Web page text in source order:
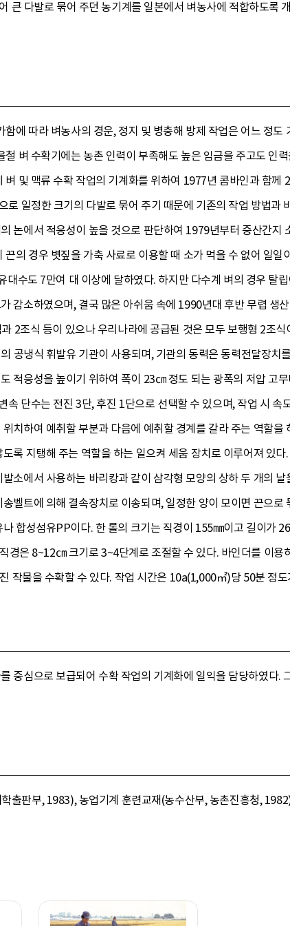
큰 다발로 묶어 주던 농기계를 일본에서 벼농사에 적합하도록
에 따라 벼농사의 경운, 정지 및 병충해 방제 작업은 어느 정
벼 수확기에는 농촌 인력이 부족해도 높은 임금을 주고도 인
및 맥류 수확 작업의 기계화를 위하여 1977년 콤바인과 함
로 일정한 크기의 다발로 묶어 주기 때문에 기존의 작업 방법과
논에서 적응성이 높을 것으로 판단하여 1979년부터 중산간지
의 경우 볏짚을 가축 사료로 이용할 때 소가 먹을 수 없어 일
대수도 7만여 대 이상에 달하였다. 하지만 다수계 벼의 경우 탈
감소하였으며, 결국 많은 아쉬움 속에 1990년대 후반 무렵 생
2조식 등이 있으나 우리나라에 공급된 것은 모두 보행형 2조
공냉식 휘발유 기관이 사용되며, 기관의 동력은 동력전달장치
적응성을 높이기 위하여 폭이 23㎝ 정도 되는 광폭의 저압 고
속 단수는 전진 3단, 후진 1단으로 선택할 수 있으며, 작업 시
치하여 예취할 부분과 다음에 예취할 경계를 갈라 주는 역할
록 지탱해 주는 역할을 하는 일으켜 세움 장치로 이루어져 있다.
소에서 사용하는 바리캉과 같이 삼각형 모양의 상하 두 개의
벨트에 의해 결속장치로 이송되며, 일정한 양이 모이면 끈으
합성섬유PP이다. 한 롤의 크기는 직경이 155㎜이고 길이가
경은 8~12㎝ 크기로 3~4단계로 조절할 수 있다. 바인더를 이
작물을 수확할 수 있다. 작업 시간은 10a(1,000㎡)당 50분 정
중심으로 보급되어 수확 작업의 기계화에 일익을 담당하였다.
출판부, 1983), 농업기계 훈련교재(농수산부, 농촌진흥청,